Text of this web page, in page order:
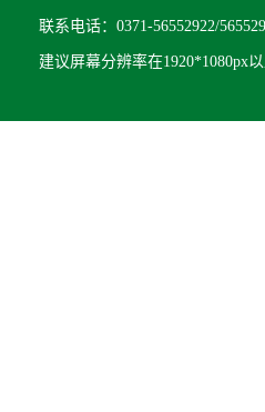
联系电话：0371-56552922/
建议屏幕分辨率在1920*1080px